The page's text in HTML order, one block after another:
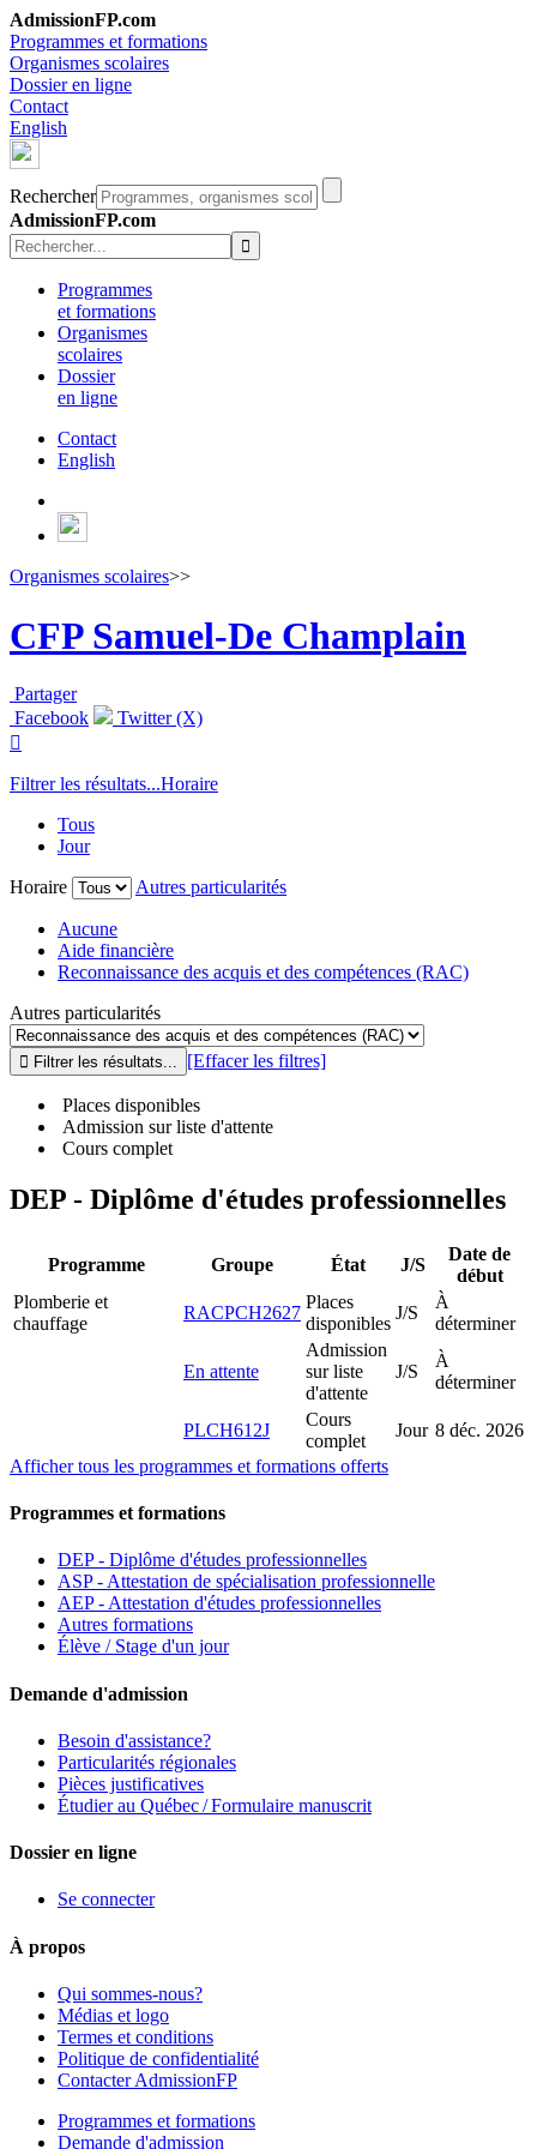
AdmissionFP.com
Programmes et formations
Organismes scolaires
Dossier en ligne
Contact
English
Rechercher
AdmissionFP.com
Programmes
et formations
Organismes
scolaires
Dossier
en ligne
Contact
English
Organismes scolaires>>
CFP Samuel-De Champlain
Partager
Facebook
Twitter (X)

Filtrer les résultats...Horaire
Tous
Jour
Horaire
Autres particularités
Aucune
Aide financière
Reconnaissance des acquis et des compétences (RAC)
Autres particularités
[Effacer les filtres]
Places disponibles
Admission sur liste d'attente
Cours complet
DEP - Diplôme d'études professionnelles
Programme Groupe État J/S
Date de
début
Plomberie et
chauffage
RACPCH2627
Places
disponibles
J/S
À
déterminer
En attente
Admission
sur liste
d'attente
J/S
À
déterminer
PLCH612J
Cours
complet
Jour 8 déc. 2026
Afficher tous les programmes et formations offerts
Programmes et formations
DEP - Diplôme d'études professionnelles
ASP - Attestation de spécialisation professionnelle
AEP - Attestation d'études professionnelles
Autres formations
Élève / Stage d'un jour
Demande d'admission
Besoin d'assistance?
Particularités régionales
Pièces justificatives
Étudier au Québec / Formulaire manuscrit
Dossier en ligne
Se connecter
À propos
Qui sommes-nous?
Médias et logo
Termes et conditions
Politique de confidentialité
Contacter AdmissionFP
Programmes et formations
Demande d'admission